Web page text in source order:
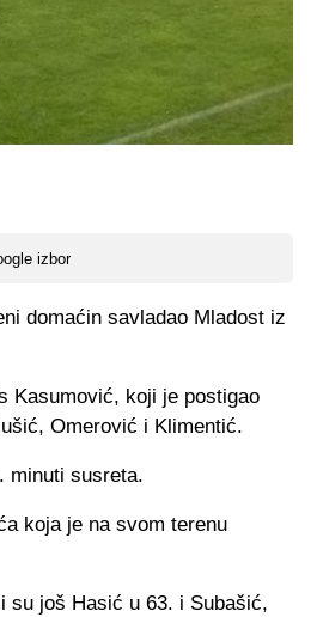
izbor
domaćin savladao Mladost iz
Kasumović, koji je postigao
Omerović i Klimentić.
minuti susreta.
koja je na svom terenu
su još Hasić u 63. i Subašić,